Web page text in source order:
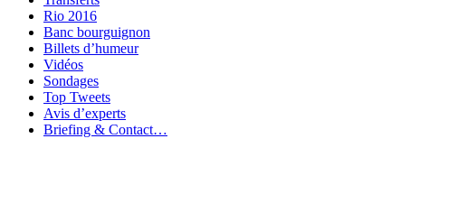
Rio 2016
Banc bourguignon
Billets d’humeur
Vidéos
Sondages
Top Tweets
Avis d’experts
Briefing & Contact…